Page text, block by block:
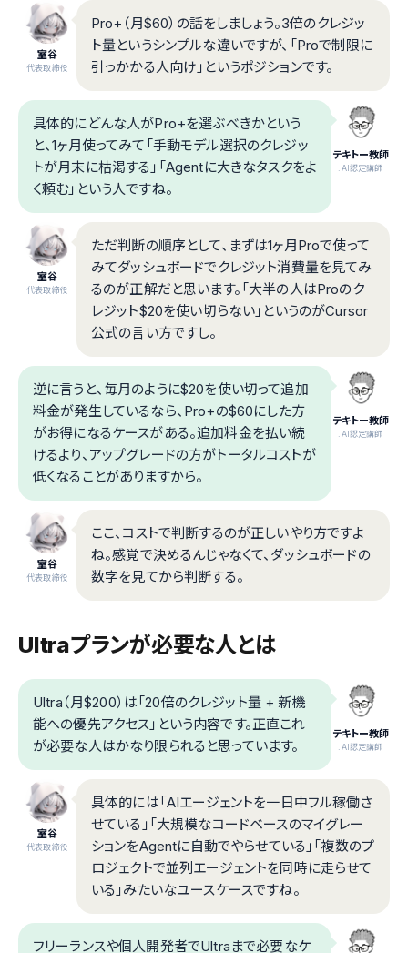
室谷
代表取締役
Pro+（月$60）の話をしましょう。3倍のクレジッ
ト量というシンプルな違いですが、「Proで制限に
引っかかる人向け」というポジションです。
テキトー教師
.AI認定講師
具体的にどんな人がPro+を選ぶべきかという
と、1ヶ月使ってみて「手動モデル選択のクレジッ
トが月末に枯渇する」「Agentに大きなタスクをよ
く頼む」という人ですね。
室谷
代表取締役
ただ判断の順序として、まずは1ヶ月Proで使って
みてダッシュボードでクレジット消費量を見てみ
るのが正解だと思います。「大半の人はProのク
レジット$20を使い切らない」というのがCursor
公式の言い方ですし。
テキトー教師
.AI認定講師
逆に言うと、毎月のように$20を使い切って追加
料金が発生しているなら、Pro+の$60にした方
がお得になるケースがある。追加料金を払い続
けるより、アップグレードの方がトータルコストが
低くなることがありますから。
室谷
代表取締役
ここ、コストで判断するのが正しいやり方ですよ
ね。感覚で決めるんじゃなくて、ダッシュボードの
数字を見てから判断する。
Ultraプランが必要な人とは
テキトー教師
.AI認定講師
Ultra（月$200）は「20倍のクレジット量 + 新機
能への優先アクセス」という内容です。正直これ
が必要な人はかなり限られると思っています。
室谷
代表取締役
具体的には「AIエージェントを一日中フル稼働さ
せている」「大規模なコードベースのマイグレー
ションをAgentに自動でやらせている」「複数のプ
ロジェクトで並列エージェントを同時に走らせて
いる」みたいなユースケースですね。
フリーランスや個人開発者でUltraまで必要なケ